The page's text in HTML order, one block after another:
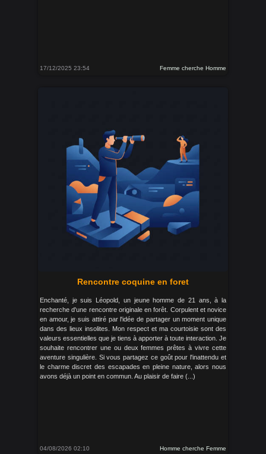
17/12/2025 23:54 Femme cherche Homme
Rencontre coquine en foret
Enchanté, je suis Léopold, un jeune homme de 21 ans, à la
recherche d'une rencontre originale en forêt. Corpulent et novice
en amour, je suis attiré par l'idée de partager un moment unique
dans des lieux insolites. Mon respect et ma courtoisie sont des
valeurs essentielles que je tiens à apporter à toute interaction. Je
souhaite rencontrer une ou deux femmes prêtes à vivre cette
aventure singulière. Si vous partagez ce goût pour l'inattendu et
le charme discret des escapades en pleine nature, alors nous
avons déjà un point en commun. Au plaisir de faire (...)
04/08/2026 02:10 Homme cherche Femme